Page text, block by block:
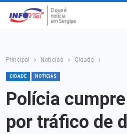
Principal Notícias Cidade
CIDADE NOTÍCIAS
Polícia
por tráfico de